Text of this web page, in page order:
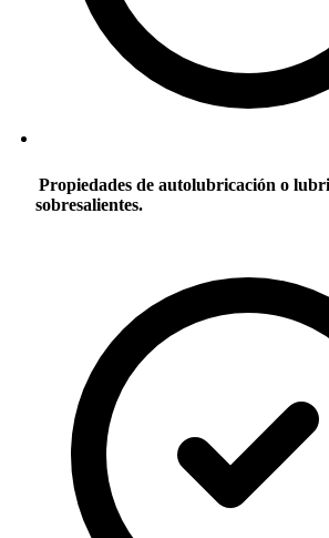
Propiedades de autolubricación o
sobresalientes.